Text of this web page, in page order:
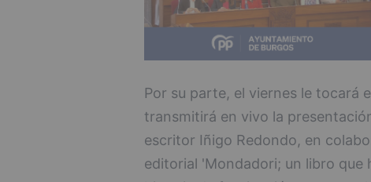
Por su parte, el viernes le tocará
transmitirá en vivo la
escritor Iñigo Redondo, en
editorial 'Mondadori; un libro que